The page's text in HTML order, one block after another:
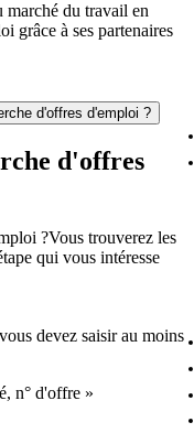
marché du travail en
grâce à ses partenaires
d'offres d'emploi ?
d'offres
?Vous trouverez les
qui vous intéresse
devez saisir au moins
n° d'offre »